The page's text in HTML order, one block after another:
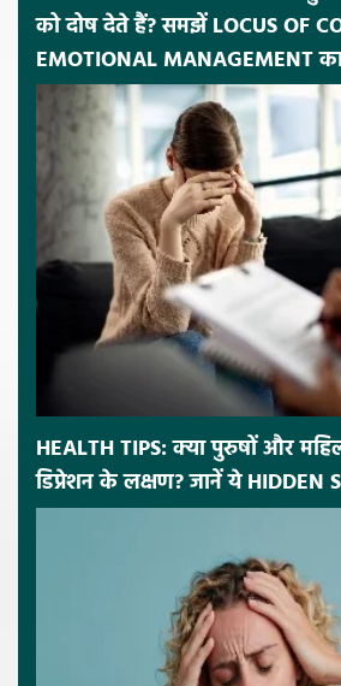
को दोष देते हैं? समझें LOCUS OF
EMOTIONAL MANAGEMENT का
HEALTH TIPS: क्या पुरुषों और
डिप्रेशन के लक्षण? जानें ये HIDDEN